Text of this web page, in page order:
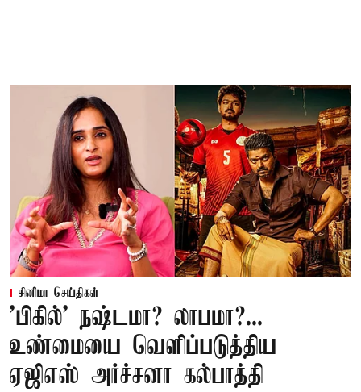
சினிமா செய்திகள்
'பிகில்' நஷ்டமா? லாபமா?...
உண்மையை வெளிப்படுத்திய
ஏஜிஎஸ் அர்ச்சனா கல்பாத்தி